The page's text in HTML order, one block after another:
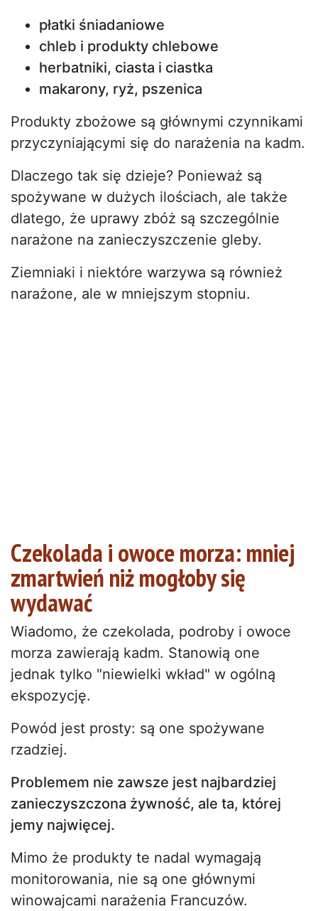
płatki śniadaniowe
chleb i produkty chlebowe
herbatniki, ciasta i ciastka
makarony, ryż, pszenica
Produkty zbożowe są głównymi czynnikami
przyczyniającymi się do narażenia na kadm.
Dlaczego tak się dzieje? Ponieważ są
spożywane w dużych ilościach, ale także
dlatego, że uprawy zbóż są szczególnie
narażone na zanieczyszczenie gleby.
Ziemniaki i niektóre warzywa są również
narażone, ale w mniejszym stopniu.
Czekolada i owoce morza: mniej
zmartwień niż mogłoby się
wydawać
Wiadomo, że czekolada, podroby i owoce
morza zawierają kadm. Stanowią one
jednak tylko "niewielki wkład" w ogólną
ekspozycję.
Powód jest prosty: są one spożywane
rzadziej.
Problemem nie zawsze jest najbardziej
zanieczyszczona żywność, ale ta, której
jemy najwięcej.
Mimo że produkty te nadal wymagają
monitorowania, nie są one głównymi
winowajcami narażenia Francuzów.